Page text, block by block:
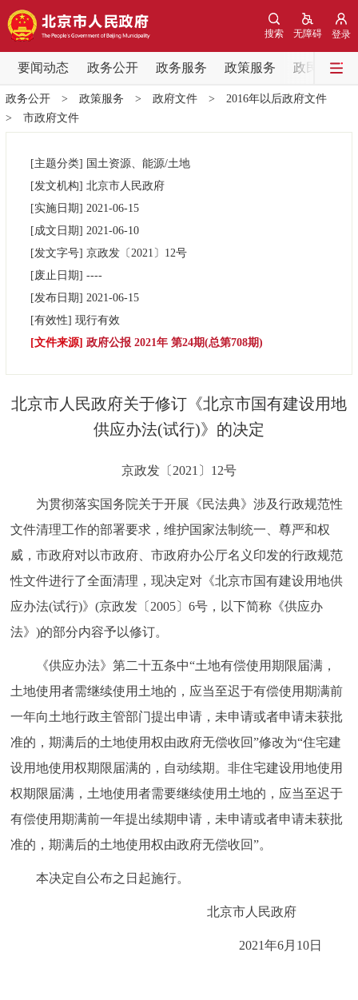
登录
无障碍
搜索
要闻动态 政务公开 政务服务 政策服务 政民互动
要闻动态
党中央精神 国务院信息 中央部委动态
各区热点
市领导
决策公开 专题公开
便民服务 利企服务 投资项目
中介服务 阳光政务
12345网上接诉即办
参与调查 在线访谈 图说互动
走进北京
北京概况 十六区概览 人文北京
绿色北京 图说北京 视频北京
多语种
РУССКИЙ ЯЗЫК
政务公开> 政策服务 > 政府文件> 2016年以后政府文件
> 市政府文件
[主题分类] 国土资源、能源/土地
[发文机构] 北京市人民政府
[实施日期] 2021-06-15
[成文日期] 2021-06-10
[发文字号] 京政发〔2021〕 12号
[废止日期] ----
[发布日期] 2021-06-15
[有效性] 现行有效
[文件来源] 政府公报 2021年 第24期(总第708期)
北京市人民政府关于修订《北京市国有建设用地
供应办法(试行)》的决定
京政发〔2021〕12号
为贯彻落实国务院关于开展《民法典》涉及行政规范性
文件清理工作的部署要求，维护国家法制统一、尊严和权
威，市政府对以市政府、市政府办公厅名义印发的行政规范
性文件进行了全面清理，现决定对《北京市国有建设用地供
应办法(试行)》(京政发〔2005〕6号，以下简称《供应办
法》)的部分内容予以修订。
《供应办法》第二十五条中“土地有偿使用期限届满，
土地使用者需继续使用土地的，应当至迟于有偿使用期满前
一年向土地行政主管部门提出申请，未申请或者申请未获批
准的，期满后的土地使用权由政府无偿收回”修改为“住宅建
设用地使用权期限届满的，自动续期。非住宅建设用地使用
权期限届满，土地使用者需要继续使用土地的，应当至迟于
有偿使用期满前一年提出续期申请，未申请或者申请未获批
准的，期满后的土地使用权由政府无偿收回”。
本决定自公布之日起施行。
北京市人民政府
2021年6月10日